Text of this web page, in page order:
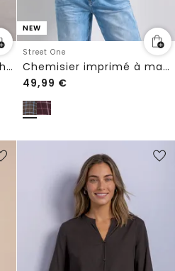
Robe mi-longue en mesh avec imprimé
NEW
Street One
Chemisier imprimé à manches 3/4
49,99 €